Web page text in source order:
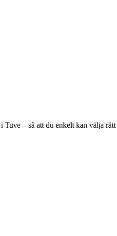
i Tuve – så att du enkelt kan välja